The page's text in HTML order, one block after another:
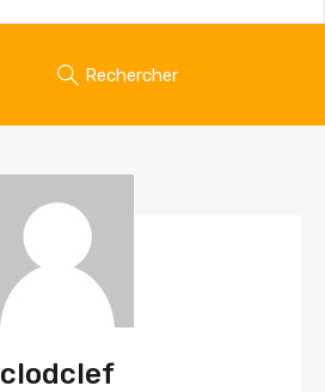
Rechercher
clodclef